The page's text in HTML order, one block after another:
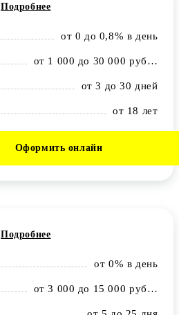
Подробнее
от 0 до 0,8% в день
от 1 000 до 30 000 рублей
от 3 до 30 дней
от 18 лет
Оформить онлайн
Подробнее
от 0% в день
от 3 000 до 15 000 рублей